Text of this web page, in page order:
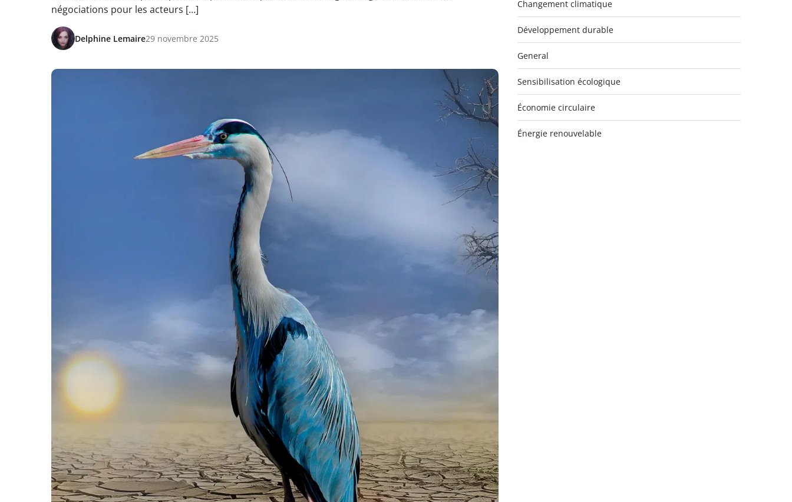
négociations pour les acteurs […]
Delphine Lemaire29 novembre 2025
Changement climatique
Développement durable
General
Sensibilisation écologique
Économie circulaire
Énergie renouvelable